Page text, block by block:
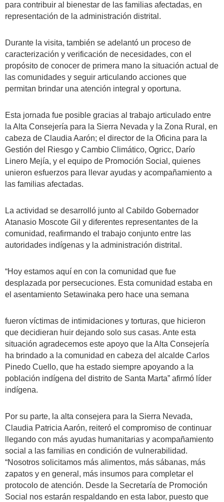
para contribuir al bienestar de las familias afectadas, en
representación de la administración distrital.
Durante la visita, también se adelantó un proceso de
caracterización y verificación de necesidades, con el
propósito de conocer de primera mano la situación actual de
las comunidades y seguir articulando acciones que
permitan brindar una atención integral y oportuna.
Esta jornada fue posible gracias al trabajo articulado entre
la Alta Consejería para la Sierra Nevada y la Zona Rural, en
cabeza de Claudia Aarón; el director de la Oficina para la
Gestión del Riesgo y Cambio Climático, Ogricc, Darío
Linero Mejía, y el equipo de Promoción Social, quienes
unieron esfuerzos para llevar ayudas y acompañamiento a
las familias afectadas.
La actividad se desarrolló junto al Cabildo Gobernador
Atanasio Moscote Gil y diferentes representantes de la
comunidad, reafirmando el trabajo conjunto entre las
autoridades indígenas y la administración distrital.
“Hoy estamos aquí en con la comunidad que fue
desplazada por persecuciones. Esta comunidad estaba en
el asentamiento Setawinaka pero hace una semana
fueron víctimas de intimidaciones y torturas, que hicieron
que decidieran huir dejando solo sus casas. Ante esta
situación agradecemos este apoyo que la Alta Consejería
ha brindado a la comunidad en cabeza del alcalde Carlos
Pinedo Cuello, que ha estado siempre apoyando a la
población indígena del distrito de Santa Marta” afirmó líder
indígena.
Por su parte, la alta consejera para la Sierra Nevada,
Claudia Patricia Aarón, reiteró el compromiso de continuar
llegando con más ayudas humanitarias y acompañamiento
social a las familias en condición de vulnerabilidad.
“Nosotros solicitamos más alimentos, más sábanas, más
zapatos y en general, más insumos para completar el
protocolo de atención. Desde la Secretaría de Promoción
Social nos estarán respaldando en esta labor, puesto que